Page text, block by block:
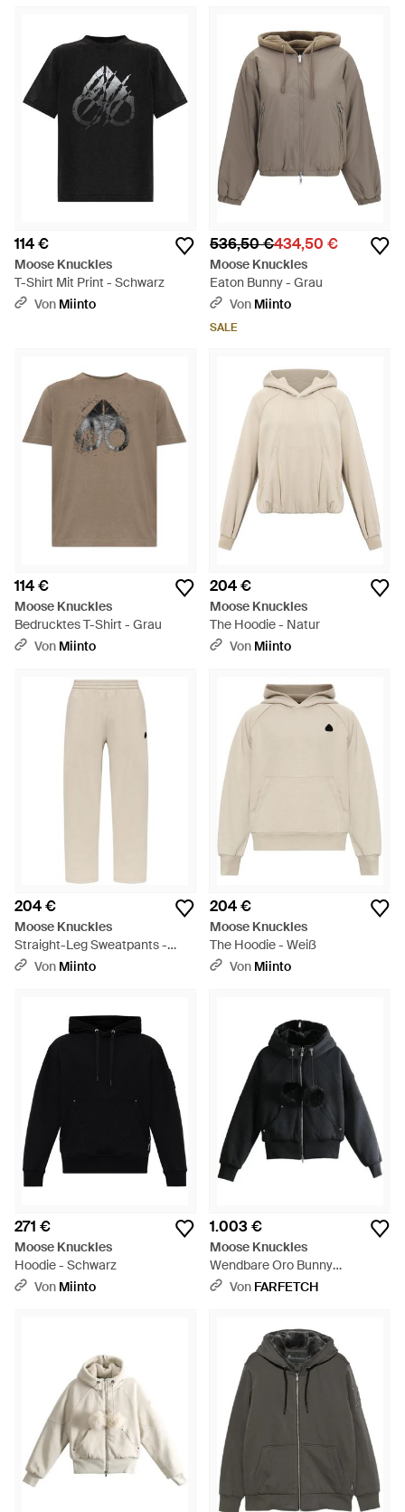
114 €
Moose Knuckles
T-Shirt Mit Print - Schwarz
Von Miinto
536,50 €434,50 €
Moose Knuckles
Eaton Bunny - Grau
Von Miinto
SALE
114 €
Moose Knuckles
Bedrucktes T-Shirt - Grau
Von Miinto
204 €
Moose Knuckles
The Hoodie - Natur
Von Miinto
204 €
Moose Knuckles
Straight-Leg Sweatpants -
Natur
Von Miinto
204 €
Moose Knuckles
The Hoodie - Weiß
Von Miinto
271 €
Moose Knuckles
Hoodie - Schwarz
Von Miinto
1.003 €
Moose Knuckles
Wendbare Oro Bunny
Kapuzenjacke Mit Pompon -
Von FARFETCH